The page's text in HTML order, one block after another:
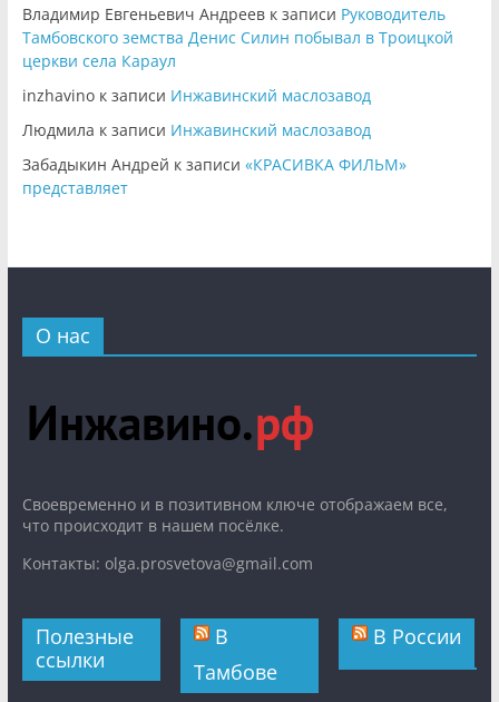
Владимир Евгеньевич Андреевк записи Руководитель
Тамбовского земства Денис Силин побывал в Троицкой
церкви села Караул
inzhavinoк записи Инжавинский маслозавод
Людмила к записи Инжавинский маслозавод
Забадыкин Андрей к записи «КРАСИВКА ФИЛЬМ»
представляет
О нас
Cвоевременно и в позитивном ключе отображаем все,
что происходит в нашем посёлке.
Контакты: olga.prosvetova@gmail.com
Полезные
ссылки
В
Тамбове
В России